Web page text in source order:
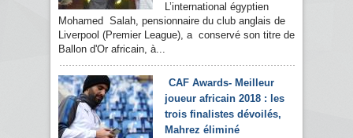
L’international égyptien
Mohamed Salah, pensionnaire du club anglais de
Liverpool (Premier League), a conservé son titre de
Ballon d'Or africain, à...
CAF Awards- Meilleur
joueur africain 2018 : les
trois finalistes dévoilés,
Mahrez éliminé